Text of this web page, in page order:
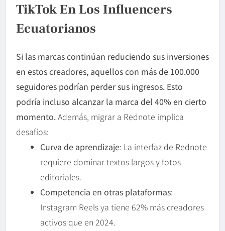
TikTok En Los Influencers
Ecuatorianos
Si las marcas continúan reduciendo sus inversiones
en estos creadores, aquellos con más de 100.000
seguidores podrían perder sus ingresos. Esto
podría incluso alcanzar la marca del 40% en cierto
momento.Además, migrar a Rednote implica
desafíos:
Curva de aprendizaje: La interfaz de Rednote
requiere dominar textos largos y fotos
editoriales.
Competencia en otras plataformas:
Instagram Reels ya tiene 62% más creadores
activos que en 2024.